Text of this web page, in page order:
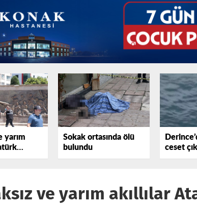
yarım
Sokak ortasında ölü
bulundu
ceset
ve yarım akıllılar